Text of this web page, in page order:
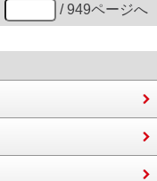
/ 949ページへ